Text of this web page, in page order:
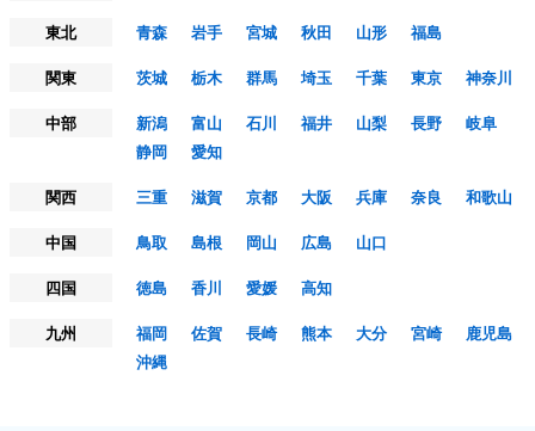
東北
青森 岩手 宮城 秋田 山形
福島
関東
茨城 栃木 群馬 埼玉 千葉 東京
神奈川
中部
新潟 富山 石川 福井 山梨 長野
岐阜
静岡
愛知
関西
三重 滋賀 京都 大阪 兵庫 奈良
和歌山
中国
鳥取 島根 岡山 広島
山口
四国
徳島 香川 愛媛
高知
九州
福岡 佐賀 長崎 熊本 大分 宮崎
鹿児島
沖縄